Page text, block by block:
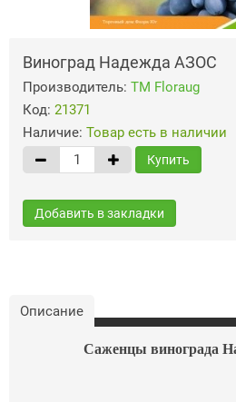
Виноград Надежда АЗОС
Производитель: ТМ Floraug
Код: 21371
Наличие: Товар есть в наличии
Купить
Добавить в закладки
Описание
Саженцы винограда